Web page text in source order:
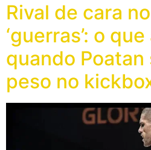
Rival de cara
‘guerras’: o
quando Poatan
peso no